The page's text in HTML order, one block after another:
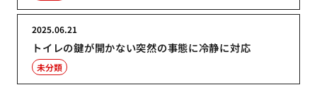
トイレの鍵が開かない突然の事態に冷静に対応
2025.06.21
未分類